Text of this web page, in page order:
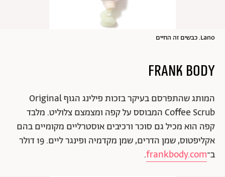
Lano. כבשים זה החיים
המותג שהתפרסם בעיקר בזכות פילינג הגוף Original
Coffee Scrub המבוסס על קפה ומצמצם צלוליט. מלבד
קפה הוא מכיל גם סוכר ורכיבים אוסטרליים מקומיים בהם
אקליפטוס, שמן הדרים, שמן מקדמיה ופינגר ליים. 19 דולר
ב־frankbody.com
.